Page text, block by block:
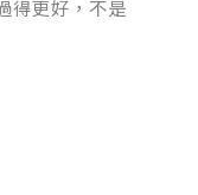
得更好，不是